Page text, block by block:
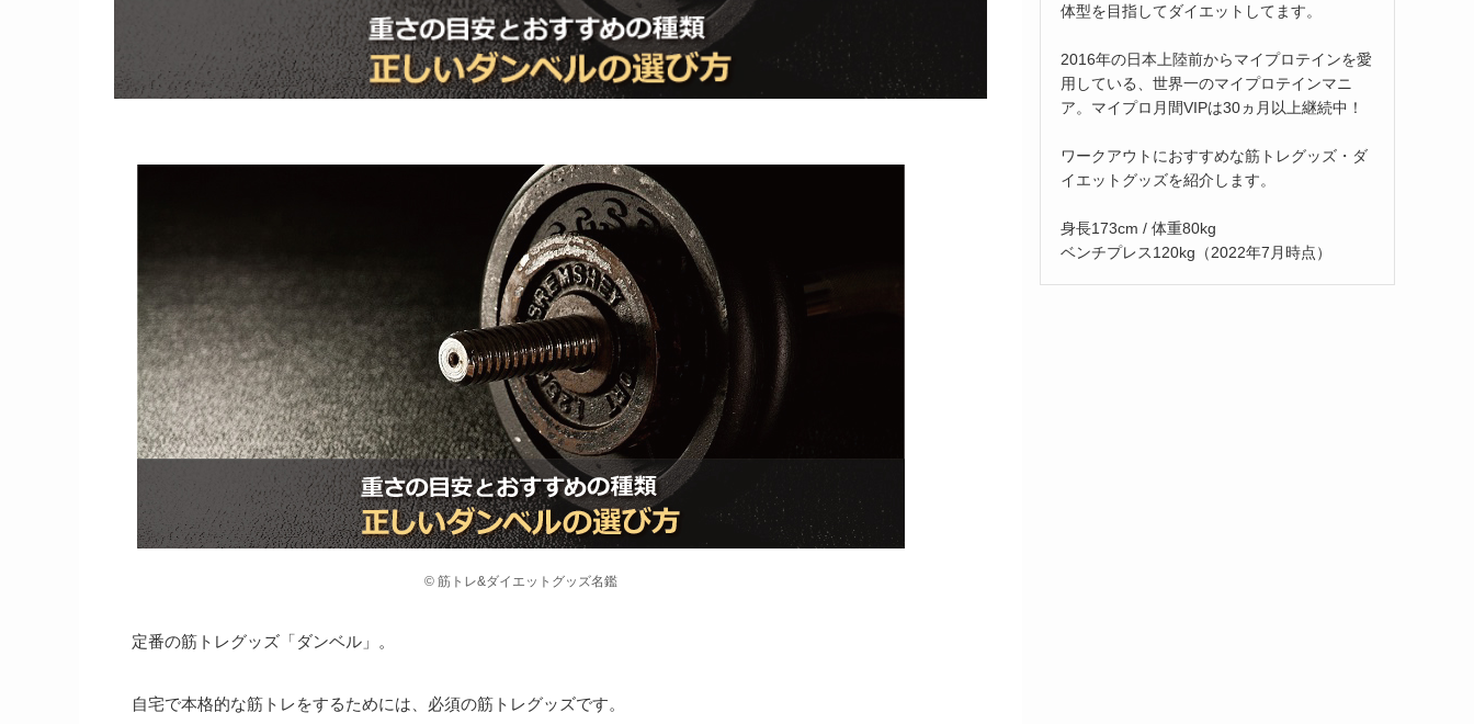
© 筋トレ&ダイエットグッズ名鑑
定番の筋トレグッズ「ダンベル」。
自宅で本格的な筋トレをするためには、必須の筋トレグッズです。
体型を目指してダイエットしてます。
2016年の日本上陸前からマイプロテインを愛
用している、世界一のマイプロテインマニ
ア。マイプロ月間VIPは30ヵ月以上継続中！
ワークアウトにおすすめな筋トレグッズ・ダ
イエットグッズを紹介します。
身長173cm / 体重80kg
ベンチプレス120kg（2022年7月時点）